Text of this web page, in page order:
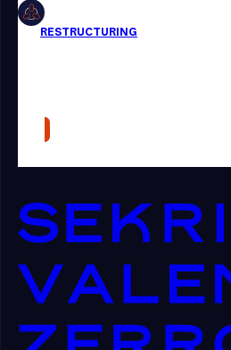
Presse